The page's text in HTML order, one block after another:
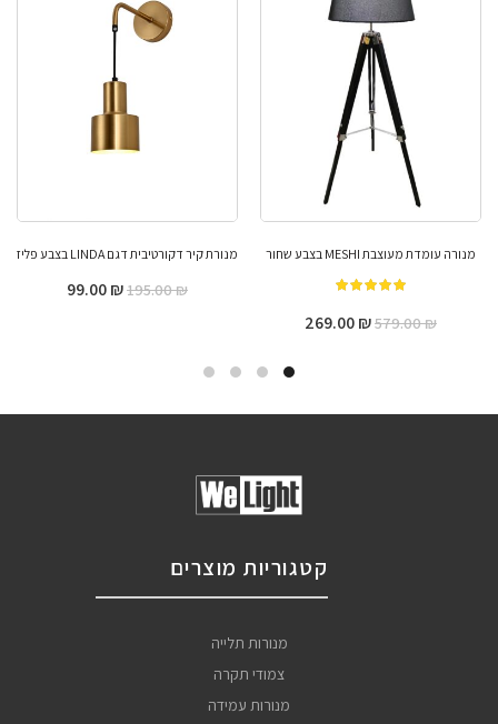
מנורה עומדת מעוצבת MESHI בצבע שחור
579.00₪
269.00₪
מנורת קיר דקורטיבית דגם LINDA בצבע פליז
195.00₪
99.00₪
קטגוריות מוצרים
מנורות תלייה
צמודי תקרה
מנורות עמידה